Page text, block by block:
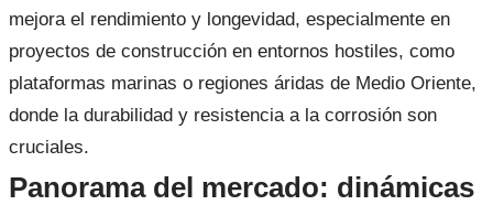
mejora el rendimiento y longevidad, especialmente en
proyectos de construcción en entornos hostiles, como
plataformas marinas o regiones áridas de Medio Oriente,
donde la durabilidad y resistencia a la corrosión son
cruciales.
Panorama del mercado: dinámicas